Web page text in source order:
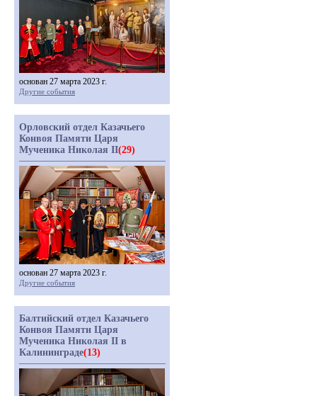
основан 27 марта 2023 г.
Другие события
Орловский отдел Казачьего
Конвоя Памяти Царя
Мученика Николая II(29)
основан 27 марта 2023 г.
Другие события
Балтийский отдел Казачьего
Конвоя Памяти Царя
Мученика Николая II в
Калининграде(13)